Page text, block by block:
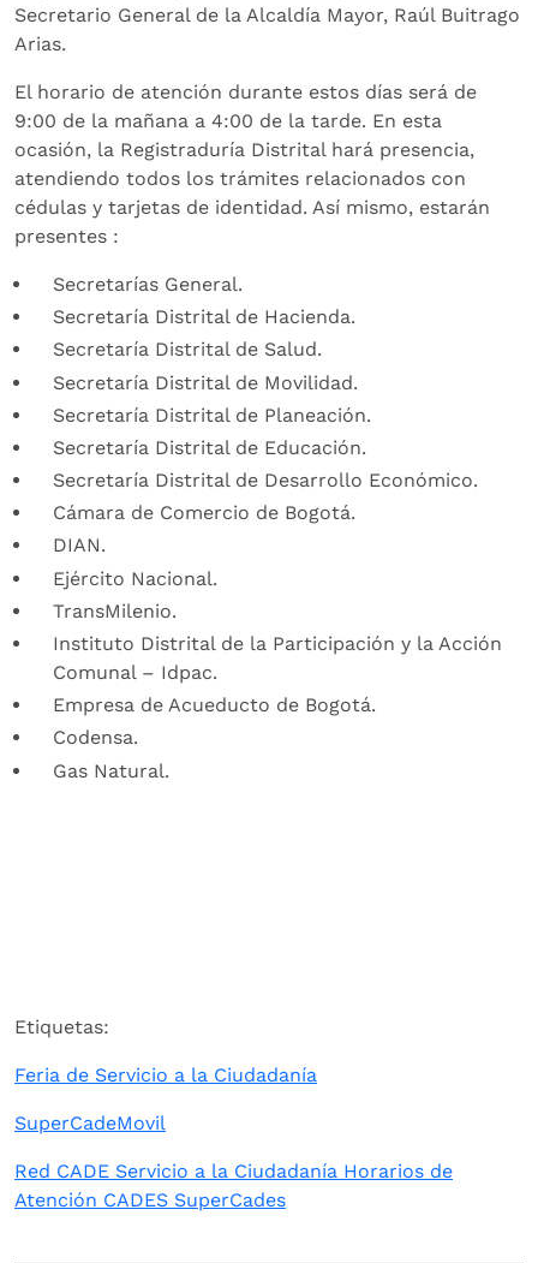
Secretario General de la Alcaldía Mayor, Raúl Buitrago
Arias.
El horario de atención durante estos días será de
9:00 de la mañana a 4:00 de la tarde. En esta
ocasión, la Registraduría Distrital hará presencia,
atendiendo todos los trámites relacionados con
cédulas y tarjetas de identidad. Así mismo, estarán
presentes :
Secretarías General.
Secretaría Distrital de Hacienda.
Secretaría Distrital de Salud.
Secretaría Distrital de Movilidad.
Secretaría Distrital de Planeación.
Secretaría Distrital de Educación.
Secretaría Distrital de Desarrollo Económico.
Cámara de Comercio de Bogotá.
DIAN.
Ejército Nacional.
TransMilenio.
Instituto Distrital de la Participación y la Acción
Comunal – Idpac.
Empresa de Acueducto de Bogotá.
Codensa.
Gas Natural.
Etiquetas:
Feria de Servicio a la Ciudadanía
SuperCadeMovil
Red CADE Servicio a la Ciudadanía Horarios de
Atención CADES SuperCades